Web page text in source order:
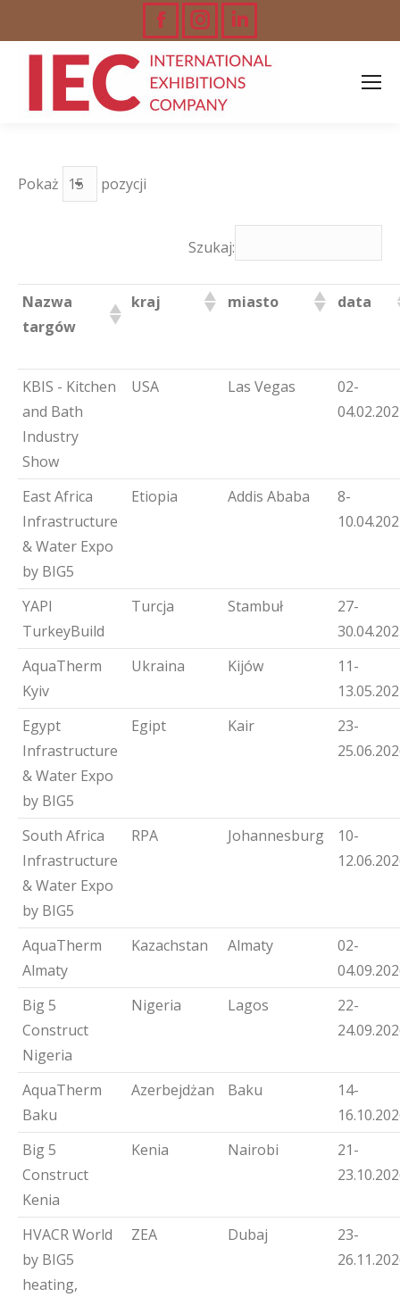
Facebook
page
opens
Instagram
page
opens
page
Pokaż pozycji
Szukaj:
Nazwa
targów
kraj miasto data
KBIS - Kitchen
and Bath
Industry
Show
USA Las Vegas
02-
East Africa
Infrastructure
& Water Expo
by BIG5
Etiopia Addis Ababa
8-
YAPI
TurkeyBuild
Turcja Stambuł
27-
AquaTherm
Kyiv
Ukraina Kijów
11-
Egypt
Infrastructure
& Water Expo
by BIG5
Egipt Kair
23-
South Africa
Infrastructure
& Water Expo
by BIG5
RPA Johannesburg
10-
AquaTherm
Almaty
Kazachstan Almaty
02-
Big 5
Construct
Nigeria
Nigeria Lagos
22-
AquaTherm
Baku
Azerbejdżan Baku
14-
Big 5
Construct
Kenia
Kenia Nairobi
21-
HVACR World
by BIG5
heating,
ZEA Dubaj
23-